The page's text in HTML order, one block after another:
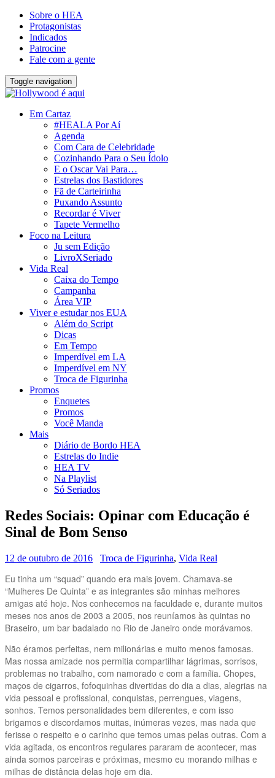
Sobre o HEA
Protagonistas
Indicados
Patrocine
Fale com a gente
Toggle navigation
Em Cartaz
#HEALA Por Aí
Agenda
Com Cara de Celebridade
Cozinhando Para o Seu Ídolo
E o Oscar Vai Para…
Estrelas dos Bastidores
Fã de Carteirinha
Puxando Assunto
Recordar é Viver
Tapete Vermelho
Foco na Leitura
Ju sem Edição
LivroXSeriado
Vida Real
Caixa do Tempo
Campanha
Área VIP
Viver e estudar nos EUA
Além do Script
Dicas
Em Tempo
Imperdível em LA
Imperdível em NY
Troca de Figurinha
Promos
Enquetes
Promos
Você Manda
Mais
Diário de Bordo HEA
Estrelas do Indie
HEA TV
Na Playlist
Só Seriados
Redes Sociais: Opinar com Educação é
Sinal de Bom Senso
12 de outubro de 2016 Troca de Figurinha, Vida Real
Eu tinha um “squad” quando era mais jovem. Chamava-se
“Mulheres De Quinta” e as integrantes são minhas melhores
amigas até hoje. Nos conhecemos na faculdade e, durante muitos
meses nos anos de 2003 a 2005, nos reuníamos às quintas no
Braseiro, um bar badalado no Rio de Janeiro onde morávamos.
Não éramos perfeitas, nem milionárias e muito menos famosas.
Mas nossa amizade nos permitia compartilhar lágrimas, sorrisos,
problemas no trabalho, com namorado e com a família. Chopes,
maços de cigarros, fofoquinhas divertidas do dia a dias, alegrias na
vida pessoal e profissional, conquistas, perrengues, viagens,
sonhos. Temos personalidades bem diferentes, e com isso
brigamos e discordamos muitas, inúmeras vezes, mas nada que
ferisse o respeito e o carinho que temos umas pelas outras. Com a
vida agitada, os encontros regulares pararam de acontecer, mas
ainda somos parceiras e próximas, mesmo eu morando milhas e
milhas de distância delas hoje em dia.